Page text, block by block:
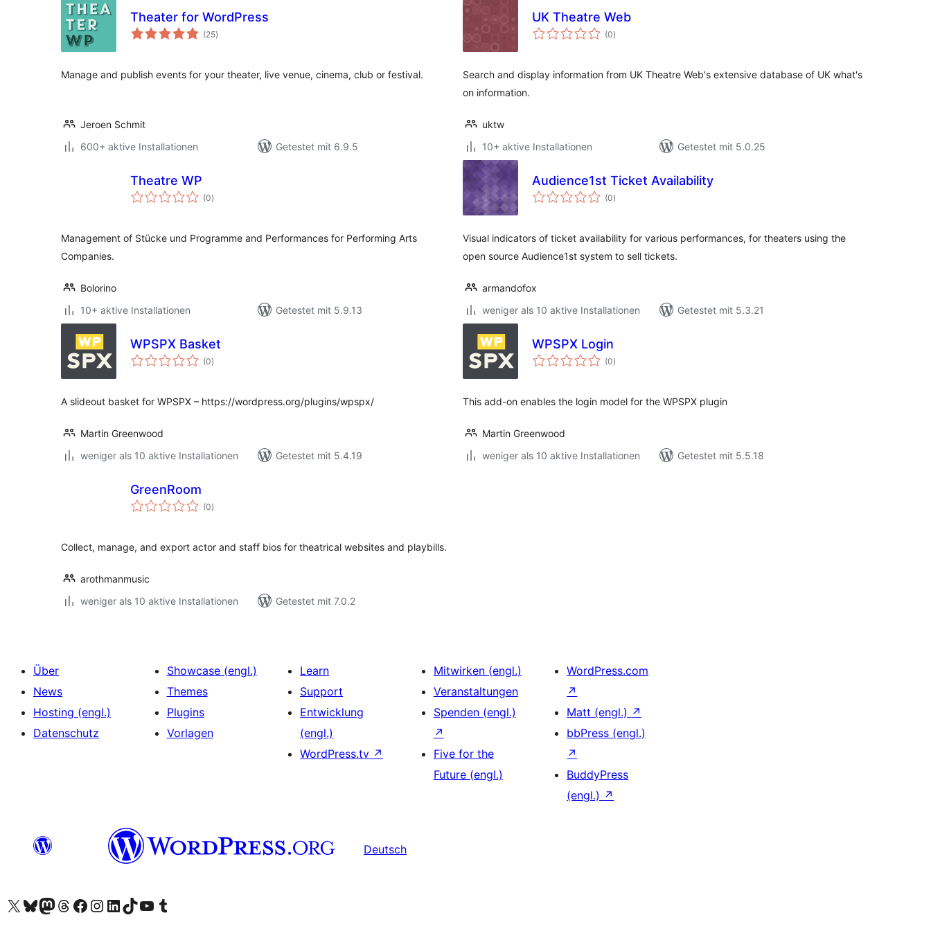
Theater for WordPress
(25Bewertungen
insgesamt
)
Manage and publish events for your theater, live venue, cinema, club or festival.
Jeroen Schmit
600+ aktive Installationen
Getestet mit 6.9.5
UK Theatre Web
(0Bewertungen
insgesamt
)
Search and display information from UK Theatre Web's extensive database of UK what's
on information.
uktw
10+ aktive Installationen
Getestet mit 5.0.25
Theatre WP
(0Bewertungen
insgesamt
)
Management of Stücke und Programme and Performances for Performing Arts
Companies.
Bolorino
10+ aktive Installationen
Getestet mit 5.9.13
Audience1st Ticket Availability
(0Bewertungen
insgesamt
)
Visual indicators of ticket availability for various performances, for theaters using the
open source Audience1st system to sell tickets.
armandofox
weniger als 10 aktive Installationen
Getestet mit 5.3.21
WPSPX Basket
(0Bewertungen
insgesamt
)
A slideout basket for WPSPX – https://wordpress.org/plugins/wpspx/
Martin Greenwood
weniger als 10 aktive Installationen
Getestet mit 5.4.19
WPSPX Login
(0Bewertungen
insgesamt
)
This add-on enables the login model for the WPSPX plugin
Martin Greenwood
weniger als 10 aktive Installationen
Getestet mit 5.5.18
GreenRoom
(0Bewertungen
insgesamt
)
Collect, manage, and export actor and staff bios for theatrical websites and playbills.
arothmanmusic
weniger als 10 aktive Installationen
Getestet mit 7.0.2
Über
News
Hosting (engl.)
Datenschutz
Showcase (engl.)
Themes
Plugins
Vorlagen
Learn
Support
Entwicklung
(engl.)
WordPress.tv ↗
Mitwirken (engl.)
Veranstaltungen
Spenden (engl.)
↗
Five for the
Future (engl.)
WordPress.com
↗
Matt (engl.) ↗
bbPress (engl.)
↗
BuddyPress
(engl.) ↗
Deutsch
Unser X-Konto (früher Twitter) besuchen
Unser Bluesky-Konto besuchen
Unser Mastodon-Konto besuchen
Unser Threads-Konto besuchen
Unsere Facebook-Seite besuchen
Unser Instagram-Konto besuchen
Unser LinkedIn-Konto besuchen
Unser TikTok-Konto besuchen
Unseren YouTube-Kanal besuchen
Unser Tumblr-Konto besuchen